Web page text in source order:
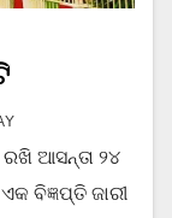
ରଖି ଆସନ୍ତା ୨୪
ବିଜ୍ଞପ୍ତି ଜାରୀ